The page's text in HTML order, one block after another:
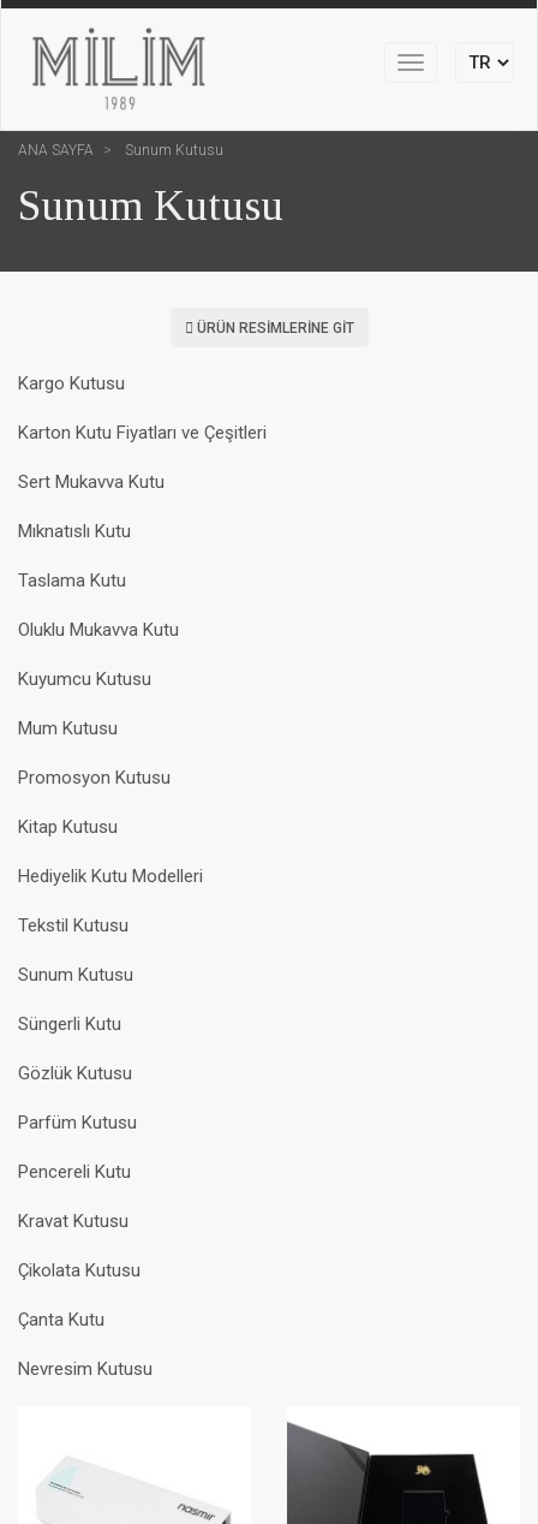
Toggle
ANA SAYFA Sunum Kutusu
Sunum Kutusu
ÜRÜN RESIMLERINE GIT
Kargo Kutusu
Karton Kutu Fiyatları ve Çeşitleri
Sert Mukavva Kutu
Mıknatıslı Kutu
Taslama Kutu
Oluklu Mukavva Kutu
Kuyumcu Kutusu
Mum Kutusu
Promosyon Kutusu
Kitap Kutusu
Hediyelik Kutu Modelleri
Tekstil Kutusu
Sunum Kutusu
Süngerli Kutu
Gözlük Kutusu
Parfüm Kutusu
Pencereli Kutu
Kravat Kutusu
Çikolata Kutusu
Çanta Kutu
Nevresim Kutusu